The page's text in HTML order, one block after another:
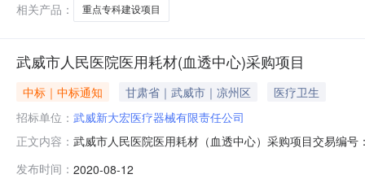
相关产品：
重点专科建设项目
武威市人民医院医用耗材(血透中心)采购项目
中标｜中标通知 甘肃省｜武威市｜凉州区
医疗卫生
招标单位： 武威新大宏医疗器械有限责任公司
正文内容： 武威市人民医院医用耗材（血透中心）采购项目交易编
投标人明细序号投标人名称标段编号投标金额（万元）1
发布时间： 2020-08-12